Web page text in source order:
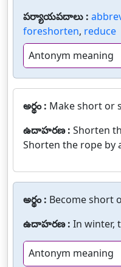
పర్యాయపదాలు :
foreshorten, reduce
Antonym meaning
అర్థం : Make short or
ఉదాహరణ : Shorten
Shorten the rope by
అర్థం : Become short
ఉదాహరణ : In winter,
Antonym meaning